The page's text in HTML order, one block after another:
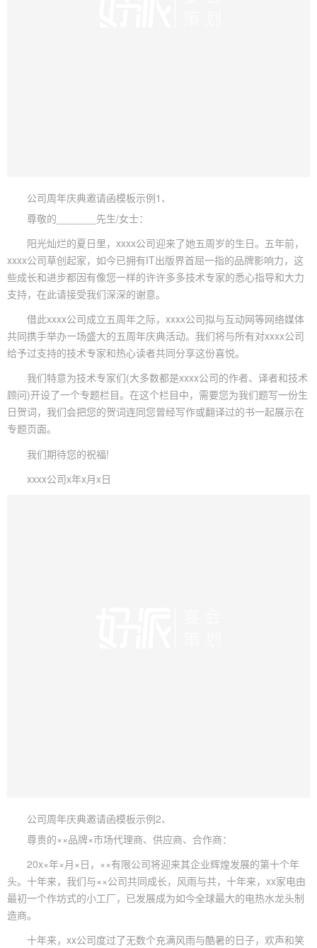
公司周年庆典邀请函模板示例1、
尊敬的_______先生/女士：
阳光灿烂的夏日里，xxxx公司迎来了她五周岁的生日。五年前，
xxxx公司草创起家，如今已拥有IT出版界首屈一指的品牌影响力，这
些成长和进步都因有像您一样的许许多多技术专家的悉心指导和大力
支持，在此请接受我们深深的谢意。
借此xxxx公司成立五周年之际，xxxx公司拟与互动网等网络媒体
共同携手举办一场盛大的五周年庆典活动。我们将与所有对xxxx公司
给予过支持的技术专家和热心读者共同分享这份喜悦。
我们特意为技术专家们(大多数都是xxxx公司的作者、译者和技术
顾问)开设了一个专题栏目。在这个栏目中，需要您为我们题写一份生
日贺词，我们会把您的贺词连同您曾经写作或翻译过的书一起展示在
专题页面。
我们期待您的祝福!
xxxx公司x年x月x日
公司周年庆典邀请函模板示例2、
尊贵的××品牌×市场代理商、供应商、合作商：
20x×年×月×日，××有限公司将迎来其企业辉煌发展的第十个年
头。十年来，我们与××公司共同成长，风雨与共，十年来，xx家电由
最初一个作坊式的小工厂，已发展成为如今全球最大的电热水龙头制
造商。
十年来，xx公司度过了无数个充满风雨与酷暑的日子，欢声和笑